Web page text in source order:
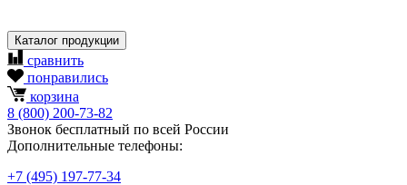
Каталог продукции
сравнить
понравились
корзина
8 (800) 200-73-82
Звонок бесплатный по всей России
Дополнительные телефоны:
+7 (495) 197-77-34